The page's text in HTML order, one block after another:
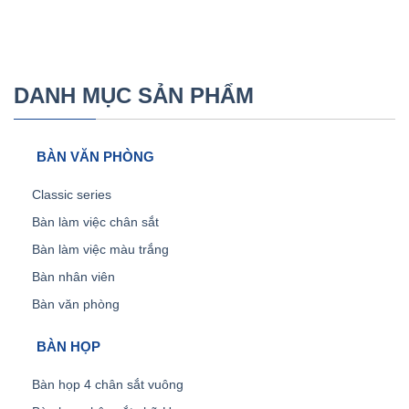
DANH MỤC SẢN PHẨM
BÀN VĂN PHÒNG
Classic series
Bàn làm việc chân sắt
Bàn làm việc màu trắng
Bàn nhân viên
Bàn văn phòng
BÀN HỌP
Bàn họp 4 chân sắt vuông